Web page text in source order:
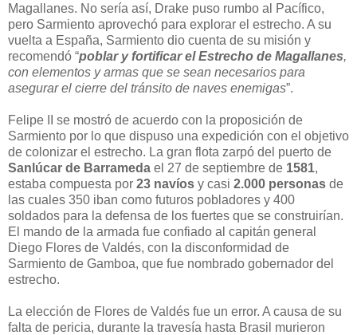
Magallanes. No sería así, Drake puso rumbo al Pacífico,
pero Sarmiento aprovechó para explorar el estrecho. A su
vuelta a España, Sarmiento dio cuenta de su misión y
recomendó “poblar y fortificar el Estrecho de Magallanes,
con elementos y armas que se sean necesarios para
asegurar el cierre del tránsito de naves enemigas”.
Felipe II se mostró de acuerdo con la proposición de
Sarmiento por lo que dispuso una expedición con el objetivo
de colonizar el estrecho. La gran flota zarpó del puerto de
Sanlúcar de Barrameda el 27 de septiembre de 1581,
estaba compuesta por 23 navíos y casi 2.000 personas de
las cuales 350 iban como futuros pobladores y 400
soldados para la defensa de los fuertes que se construirían.
El mando de la armada fue confiado al capitán general
Diego Flores de Valdés, con la disconformidad de
Sarmiento de Gamboa, que fue nombrado gobernador del
estrecho.
La elección de Flores de Valdés fue un error. A causa de su
falta de pericia, durante la travesía hasta Brasil murieron